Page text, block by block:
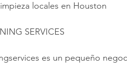
locales en Houston
SERVICES
es un pequeño